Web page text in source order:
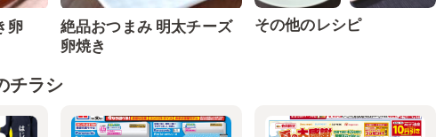
卵
絶品おつまみ 明太チーズ
卵焼き
その他のレシピ
チラシ